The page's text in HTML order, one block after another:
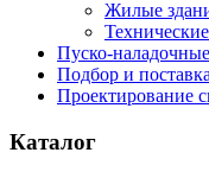
Жилые
Пуско-
Подбор и
Проектирование
Каталог